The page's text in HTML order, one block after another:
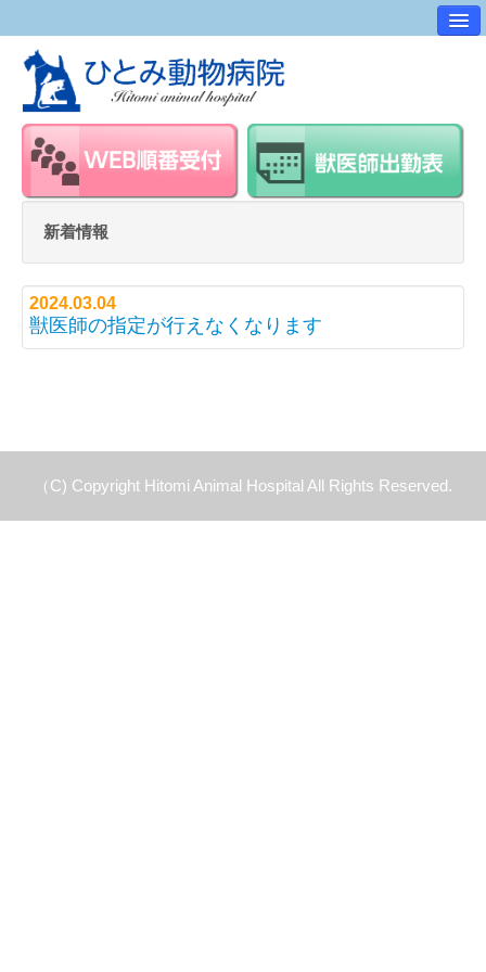
病院案内
交通アクセス
ワンポイントアドバイス
スタッフ紹介
求人・採用情報
新着情報
2024.03.04
獣医師の指定が行えなくなります
（C) Copyright Hitomi Animal Hospital All Rights Reserved.